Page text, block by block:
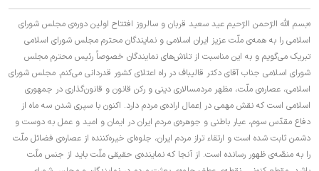
«بسم الله الرّحمن الرّحیم عید سعید قربان و سالروز افتتاح اولین دوره‌ی مجلس شورای
اسلامی را به همه‌ی ملّت عزیز ایران اسلامی و نمایندگان محترم مجلس شورای اسلامی
تبریک می‌گویم و به این مناسبت از تلاش‌های نمایندگان خصوصاً رئیس محترم مجلس
شورای اسلامی جناب آقای دکتر قالیباف در راه اعتلای کشور قدردانی می‌کنم. مجلس شورای
اسلامی، عصاره‌ی ملّت، مظهر مردمسالاری دینی و رکن قانون و قانون‌گذاری در جمهوری
اسلامی است که نقش مهمی در اِعمال اراده‌ی مردم دارد. اکنون با سپری شدن سه ماه از
دفاع مقدّس سوم، عیار باطنی و جوهره‌ی مردم ایران در ایمان و امید و عمل به دوست و
دشمن ثابت شده است و ارتقاء تراز مردم ایران، جلوه‌ای خیره‌کننده از عصاره‌ی فضائل ملّت
را به منصّه‌ی ظهور رسانده است. از آنجا که نماینده‌ی حقیقی ملّت باید از جنس ملّت